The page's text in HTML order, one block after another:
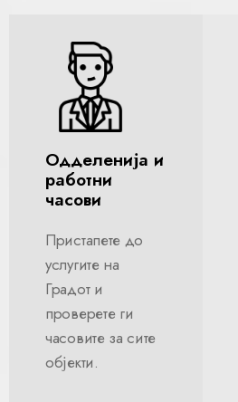
Одделенија и
работни
часови
Пристапете до
услугите на
Градот и
проверете ги
часовите за сите
објекти.